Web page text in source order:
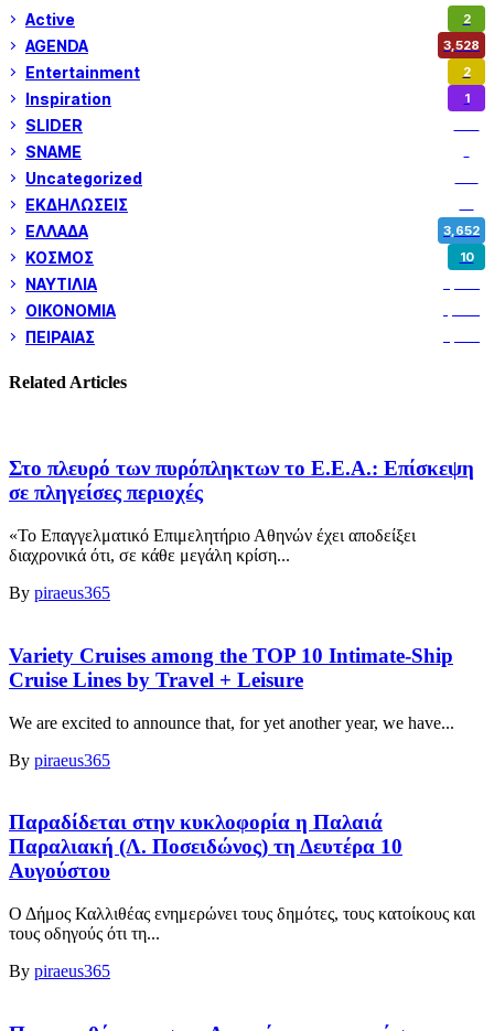
Active 2
AGENDA 3,528
Entertainment 2
Inspiration 1
SLIDER
SNAME
Uncategorized
ΕΚΔΗΛΩΣΕΙΣ
ΕΛΛΑΔΑ 3,652
ΚΟΣΜΟΣ 10
ΝΑΥΤΙΛΙΑ
ΟΙΚΟΝΟΜΙΑ
ΠΕΙΡΑΙΑΣ
Related Articles
Στο πλευρό των πυρόπληκτων το Ε.Ε.Α.: Επίσκεψη
σε πληγείσες περιοχές
«Το Επαγγελματικό Επιμελητήριο Αθηνών έχει αποδείξει
διαχρονικά ότι, σε κάθε μεγάλη κρίση...
By piraeus365
Variety Cruises among the TOP 10 Intimate-Ship
Cruise Lines by Travel + Leisure
We are excited to announce that, for yet another year, we have...
By piraeus365
Παραδίδεται στην κυκλοφορία η Παλαιά
Παραλιακή (Λ. Ποσειδώνος) τη Δευτέρα 10
Αυγούστου
Ο Δήμος Καλλιθέας ενημερώνει τους δημότες, τους κατοίκους και
τους οδηγούς ότι τη...
By piraeus365